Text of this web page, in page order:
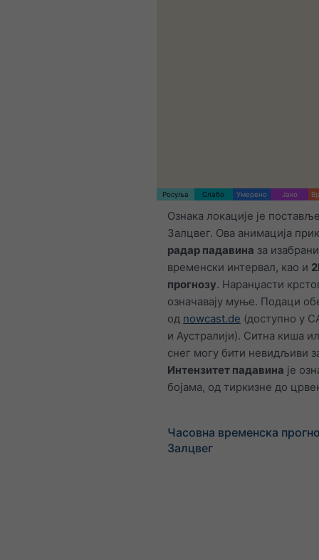
Росуља Слабо Умерено Јако
Ознака локације је
Залцвег. Ова анимација
радар падавина за изабрани
временски интервал, као и
прогнозу. Наранџасти
означавају муње. Подаци
од nowcast.de (доступно у
и Аустралији). Ситна киша
снег могу бити невидљиви
Интензитет падавина је
бојама, од тиркизне до
Часовна временска
Залцвег